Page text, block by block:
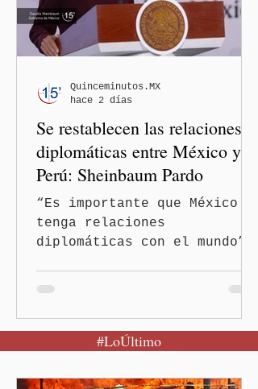
expresiones realizadas en
el podcast DesCasadas,
luego de que sus
señalados como
discriminatorios hacia
hombres y personas adultas
mayores.
Se restablecen las relaciones
diplomáticas entre México y
Perú: Sheinbaum Pardo
“Es importante que México
tenga relaciones
diplomáticas con el mundo”,
Sheinbaum Pardo anunció el
restablecimiento de las
entre los gobiernos de
Quinceminutos.MX
hace 2 días
#LoÚltimo